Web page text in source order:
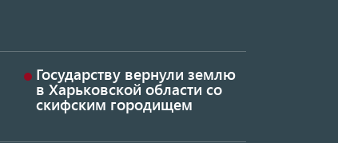
Государству вернули землю
в Харьковской области со
скифским городищем